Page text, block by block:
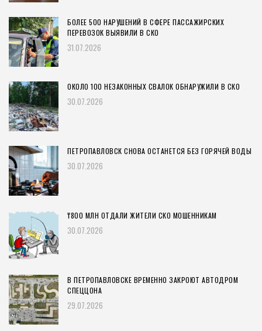
БОЛЕЕ 500 НАРУШЕНИЙ В СФЕРЕ ПАССАЖИРСКИХ
ПЕРЕВОЗОК ВЫЯВИЛИ В СКО
31.07.2026
ОКОЛО 100 НЕЗАКОННЫХ СВАЛОК ОБНАРУЖИЛИ В СКО
30.07.2026
ПЕТРОПАВЛОВСК СНОВА ОСТАНЕТСЯ БЕЗ ГОРЯЧЕЙ ВОДЫ
30.07.2026
₸800 МЛН ОТДАЛИ ЖИТЕЛИ СКО МОШЕННИКАМ
30.07.2026
В ПЕТРОПАВЛОВСКЕ ВРЕМЕННО ЗАКРОЮТ АВТОДРОМ
СПЕЦЦОНА
29.07.2026